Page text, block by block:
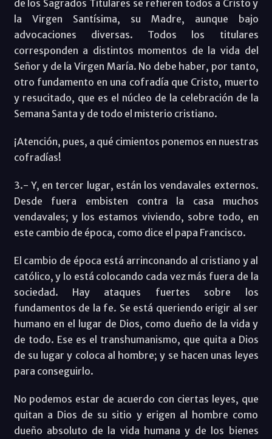
de los Sagrados Titulares se refieren todos a Cristo y
la Virgen Santísima, su Madre, aunque bajo
advocaciones diversas. Todos los titulares
corresponden a distintos momentos de la vida del
Señor y de la Virgen María. No debe haber, por tanto,
otro fundamento en una cofradía que Cristo, muerto
y resucitado, que es el núcleo de la celebración de la
Semana Santa y de todo el misterio cristiano.
¡Atención, pues, a qué cimientos ponemos en nuestras
cofradías!
3.- Y, en tercer lugar, están los vendavales externos.
Desde fuera embisten contra la casa muchos
vendavales; y los estamos viviendo, sobre todo, en
este cambio de época, como dice el papa Francisco.
El cambio de época está arrinconando al cristiano y al
católico, y lo está colocando cada vez más fuera de la
sociedad. Hay ataques fuertes sobre los
fundamentos de la fe. Se está queriendo erigir al ser
humano en el lugar de Dios, como dueño de la vida y
de todo. Ese es el transhumanismo, que quita a Dios
de su lugar y coloca al hombre; y se hacen unas leyes
para conseguirlo.
No podemos estar de acuerdo con ciertas leyes, que
quitan a Dios de su sitio y erigen al hombre como
dueño absoluto de la vida humana y de los bienes